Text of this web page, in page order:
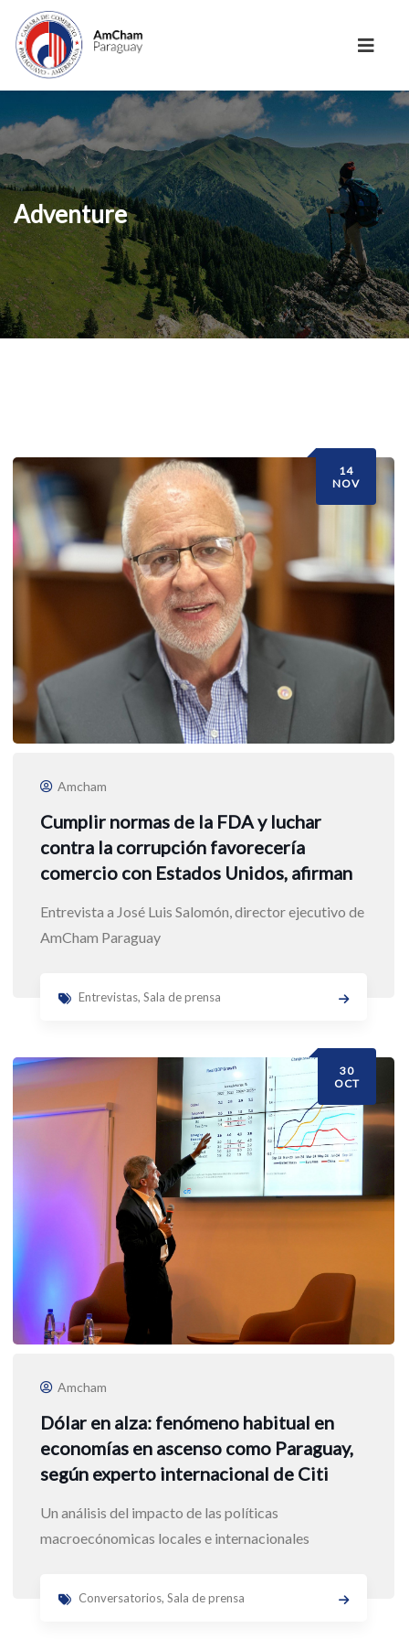
Adventure
14
NOV
Amcham
Cumplir normas de la FDA y luchar
contra la corrupción favorecería
comercio con Estados Unidos, afirman
Entrevista a José Luis Salomón, director ejecutivo de
AmCham Paraguay
Entrevistas, Sala de prensa
30
OCT
Amcham
Dólar en alza: fenómeno habitual en
economías en ascenso como Paraguay,
según experto internacional de Citi
Un análisis del impacto de las políticas
macroecónomicas locales e internacionales
Conversatorios, Sala de prensa